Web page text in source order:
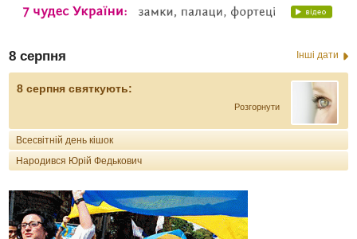
8 серпня Інші дати
8 серпня святкують:
Розгорнути
Всесвітній день кішок
Народився Юрій Федькович